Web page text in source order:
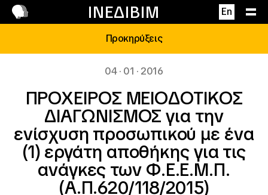
ΙΝΕΔΙΒΙΜ En
Επικοινωνία
Προκηρύξεις
04 · 01 · 2016
ΠΡΟΧΕΙΡΟΣ ΜΕΙΟΔΟΤΙΚΟΣ
ΔΙΑΓΩΝΙΣΜΟΣ για την
ενίσχυση προσωπικού με ένα
(1) εργάτη αποθήκης για τις
ανάγκες των Φ.Ε.Ε.Μ.Π.
(A.Π.620/118/2015)